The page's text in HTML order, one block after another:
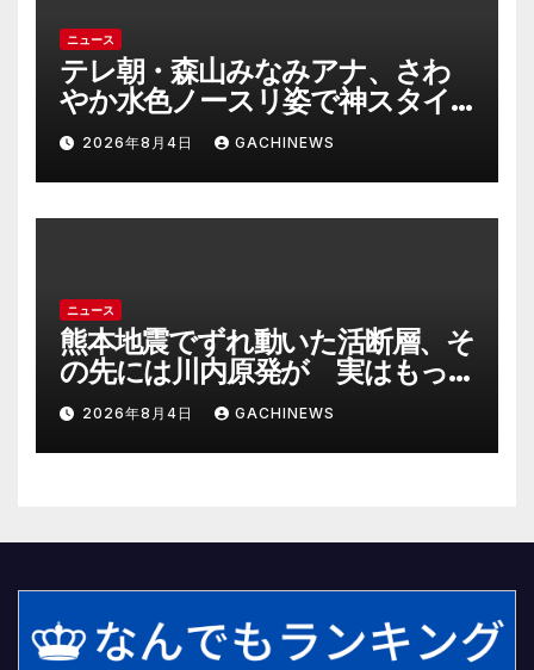
ニュース
テレ朝・森山みなみアナ、さわ
やか水色ノースリ姿で神スタイ
ル炸裂 「爽やかで可愛い」「最
上級にお似合い」(J-CASTニュー
ス)
2026年8月4日 GACHINEWS
ニュース
熊本地震でずれ動いた活断層、そ
の先には川内原発が 実はもっ
とヤバい事態を起こしそうなリ
スクも(J-CASTニュース)
2026年8月4日 GACHINEWS